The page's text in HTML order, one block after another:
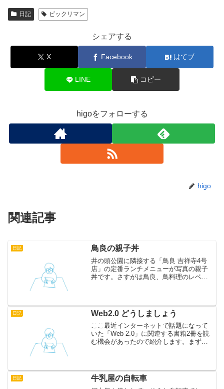
日記 ビックリマン
シェアする
X Facebook はてブ
LINE コピー
higoをフォローする
higo
関連記事
日記 鳥良の親子丼
井の頭公園に隣接する「鳥良 吉祥寺4号
店」の定番ランチメニューが写真の親子
丼です。さすがは鳥良、鳥料理のレベル
あるのでおすすめで...
日記 Web2.0 どうしましょう
ここ最近インターネットで話題になって
いた「Web 2.0」に関連する書籍2冊を読
む機会があったので紹介します。まずは
日記 牛乳屋の自転車